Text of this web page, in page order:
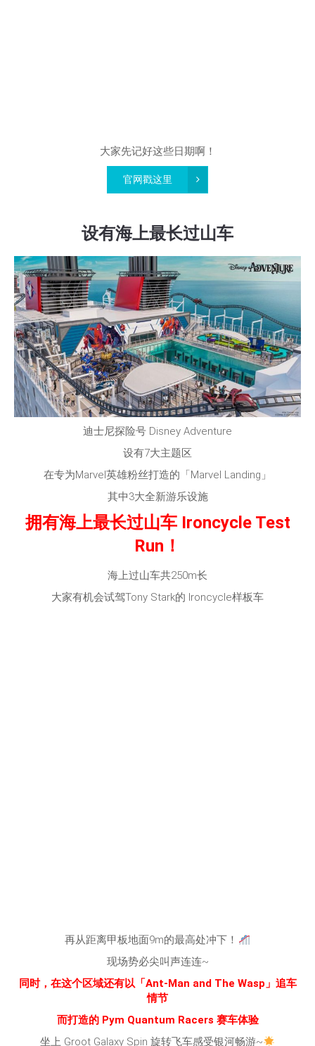
大家先记好这些日期啊！
官网戳这里
设有海上最长过山车
迪士尼探险号 Disney Adventure
设有7大主题区
在专为Marvel英雄粉丝打造的「Marvel Landing」
其中3大全新游乐设施
拥有海上最长过山车 Ironcycle Test
Run！
海上过山车共250m长
大家有机会试驾Tony Stark的 Ironcycle样板车
再从距离甲板地面9m的最高处冲下！
现场势必尖叫声连连~
同时，在这个区域还有以「Ant-Man and The Wasp」追车
情节
而打造的 Pym Quantum Racers 赛车体验
坐上 Groot Galaxy Spin 旋转飞车感受银河畅游~